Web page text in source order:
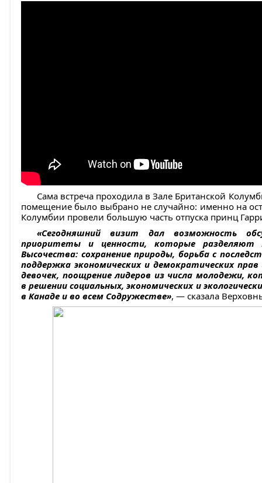
Сама встреча проходила в Зале Британской
помещение было выбрано не случайно: именно на
Колумбии провели большую часть отпуска принц
«Сегодняшний визит дал возможность
приоритеты и ценности, которые разделяют
Высочества: сохранение природы, борьба с
поддержка экономических и демократических
девочек, поощрение лидеров из числа молодежи,
в решении социальных, экономических и
в Канаде и во всем Содружестве», — сказала